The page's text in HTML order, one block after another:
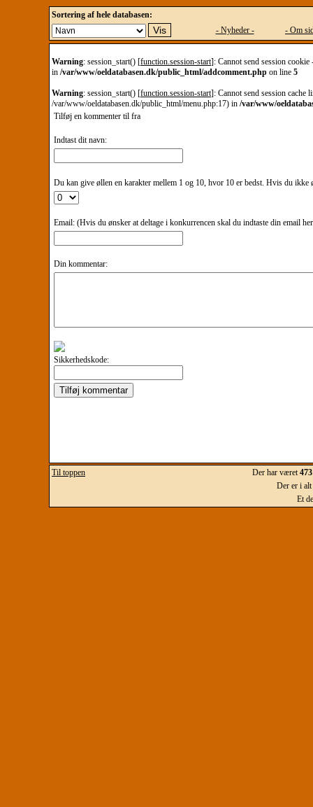
Sortering af hele databasen:
- Nyheder -
- Om
Warning: session_start() [function.session-start]: Cannot send session
in /var/www/oeldatabasen.dk/public_html/addcomment.php on line 5
Warning: session_start() [function.session-start]: Cannot send session cache
/var/www/oeldatabasen.dk/public_html/menu.php:17) in /var/www/
Tilføj en kommenter til fra
Indtast dit navn:
Du kan give øllen en karakter mellem 1 og 10, hvor 10 er bedst. Hvis du ikke
Email: (Hvis du ønsker at deltage i konkurrencen skal du indtaste din email
Din kommentar:
Sikkerhedskode:
Til toppen Der har været
Der er i alt
Et